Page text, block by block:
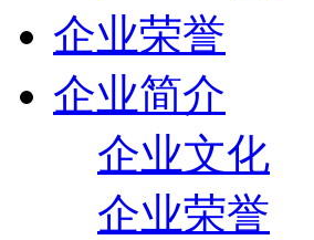
企业荣誉
企业简介
企业文化
企业荣誉